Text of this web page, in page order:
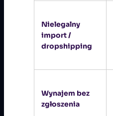
Nielegalny
import /
dropshipping
Wynajem bez
zgłoszenia